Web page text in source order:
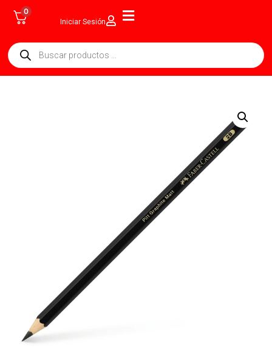
0
Iniciar Sesión